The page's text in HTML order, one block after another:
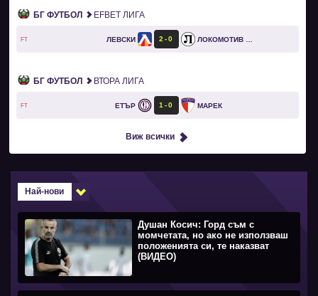
БГ ФУТБОЛ EFBET ЛИГА
FT ЛЕВСКИ 2 0
БГ ФУТБОЛ ВТОРА ЛИГА
FT ЕТЪР 1 0 МАРЕК
Виж всички
Най-нови
Душан Косич: Горд съм с
момчетата, но ако не използваш
положенията си, те наказват
(ВИДЕО)